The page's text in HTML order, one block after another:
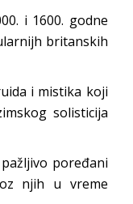
i 1600. godne
britanskih
i mistika koji
solisticija
poređani
njih u vreme